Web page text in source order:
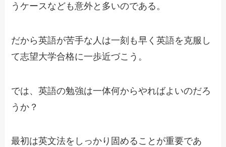
うケースなども意外と多いのである。
だから英語が苦手な人は一刻も早く英語を克服し
て志望大学合格に一歩近づこう。
では、英語の勉強は一体何からやればよいのだろ
うか？
最初は英文法をしっかり固めることが重要であ